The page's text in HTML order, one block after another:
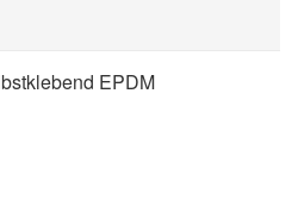
EPDM